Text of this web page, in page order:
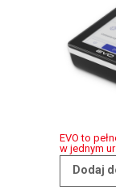
EVO to
w jednym
Dodaj